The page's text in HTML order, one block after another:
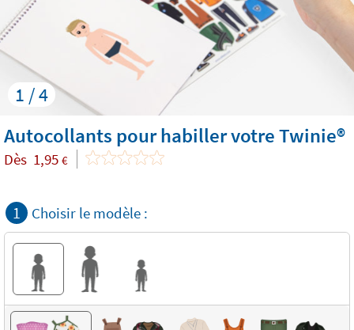
1 / 4
Autocollants pour habiller votre Twinie®️
Dès 1,95 €
1 Choisir le modèle :